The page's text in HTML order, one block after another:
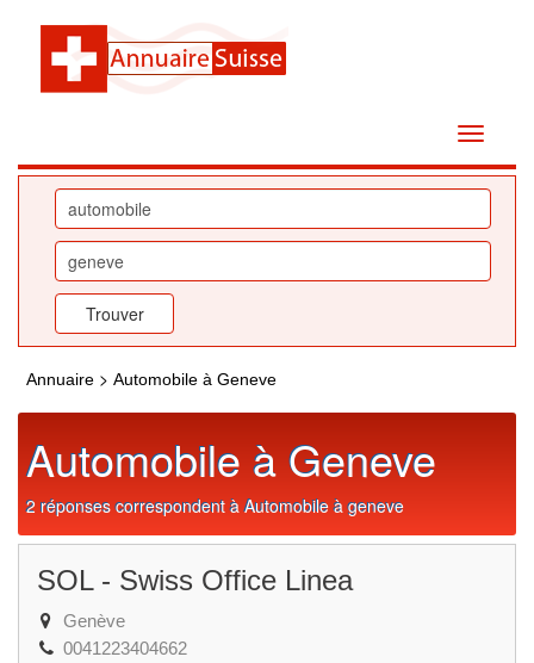
Annuaire > Automobile à Geneve
Automobile à Geneve
2 réponses correspondent à Automobile à geneve
SOL - Swiss Office Linea
Genève
0041223404662